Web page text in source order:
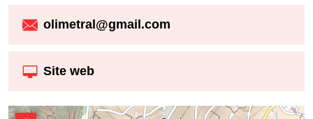
olimetral@gmail.com
Site web